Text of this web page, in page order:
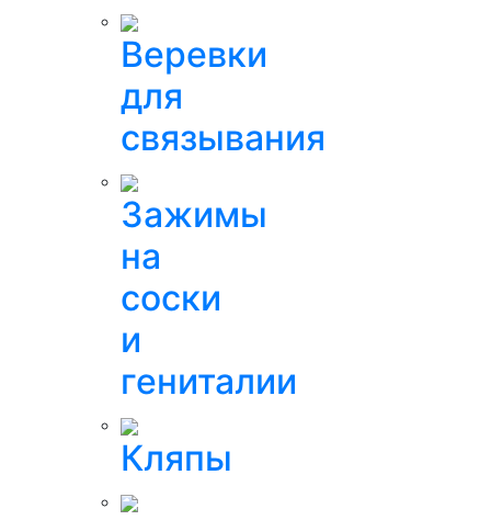
Веревки
для
связывания
Зажимы
на
соски
и
гениталии
Кляпы